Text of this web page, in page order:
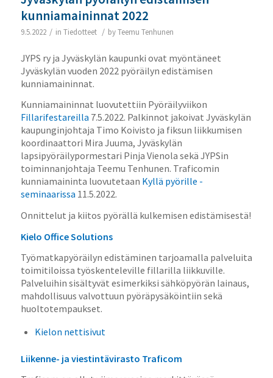
kunniamaininnat 2022
9.5.2022 / in Tiedotteet / byTeemu Tenhunen
JYPS ry ja Jyväskylän kaupunki ovat myöntäneet
Jyväskylän vuoden 2022 pyöräilyn edistämisen
kunniamaininnat.
Kunniamaininnat luovutettiin Pyöräilyviikon
Fillarifestareilla 7.5.2022. Palkinnot jakoivat Jyväskylän
kaupunginjohtaja Timo Koivisto ja fiksun liikkumisen
koordinaattori Mira Juuma, Jyväskylän
lapsipyöräilypormestari Pinja Vienola sekä JYPSin
toiminnanjohtaja Teemu Tenhunen. Traficomin
kunniamaininta luovutetaan Kyllä pyörille -
seminaarissa 11.5.2022.
Onnittelut ja kiitos pyörällä kulkemisen edistämisestä!
Kielo Office Solutions
Työmatkapyöräilyn edistäminen tarjoamalla palveluita
toimitiloissa työskenteleville fillarilla liikkuville.
Palveluihin sisältyvät esimerkiksi sähköpyörän lainaus,
mahdollisuus valvottuun pyöräpysäköintiin sekä
huoltotempaukset.
Kielon nettisivut
Liikenne- ja viestintävirasto Traficom